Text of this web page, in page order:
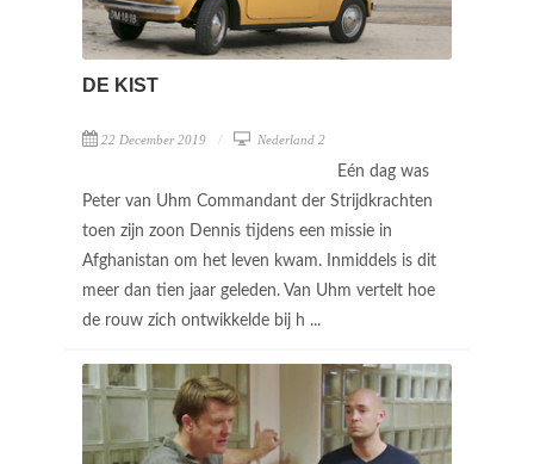
DE KIST
22 December 2019 Nederland 2
Eén dag was
Peter van Uhm Commandant der Strijdkrachten
toen zijn zoon Dennis tijdens een missie in
Afghanistan om het leven kwam. Inmiddels is dit
meer dan tien jaar geleden. Van Uhm vertelt hoe
de rouw zich ontwikkelde bij h ...